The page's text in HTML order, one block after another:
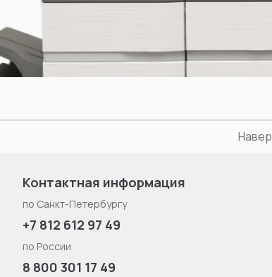
Контактная информация
по Санкт-Петербургу
+7 812 612 97 49
по России
8 800 301 17 49